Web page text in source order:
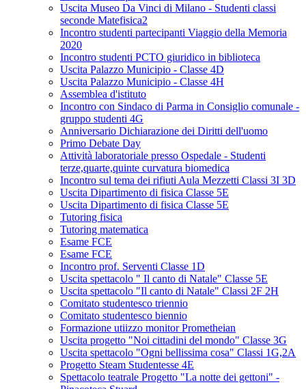
Uscita Museo Da Vinci di Milano - Studenti classi
seconde Matefisica2
Incontro studenti partecipanti Viaggio della Memoria
2020
Incontro studenti PCTO giuridico in biblioteca
Uscita Palazzo Municipio - Classe 4D
Uscita Palazzo Municipio - Classe 4H
Assemblea d'istituto
Incontro con Sindaco di Parma in Consiglio comunale -
gruppo studenti 4G
Anniversario Dichiarazione dei Diritti dell'uomo
Primo Debate Day
Attività laboratoriale presso Ospedale - Studenti
terze,quarte,quinte curvatura biomedica
Incontro sul tema dei rifiuti Aula Mezzetti Classi 3I 3D
Uscita Dipartimento di fisica Classe 5E
Uscita Dipartimento di fisica Classe 5E
Tutoring fisica
Tutoring matematica
Esame FCE
Esame FCE
Incontro prof. Serventi Classe 1D
Uscita spettacolo " Il canto di Natale" Classe 5E
Uscita spettacolo "Il canto di Natale" Classi 2F 2H
Comitato studentesco triennio
Comitato studentesco biennio
Formazione utiizzo monitor Prometheian
Uscita progetto "Noi cittadini del mondo" Classe 3G
Uscita spettacolo "Ogni bellissima cosa" Classi 1G,2A
Progetto Steam Studentesse 4E
Spettacolo teatrale Progetto "La notte dei gettoni" -